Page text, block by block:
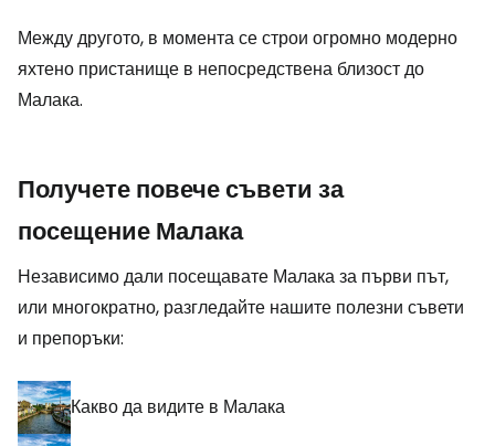
Между другото, в момента се строи огромно модерно
яхтено пристанище в непосредствена близост до
Малака.
Получете повече съвети за
посещение Малака
Независимо дали посещавате Малака за първи път,
или многократно, разгледайте нашите полезни съвети
и препоръки:
Какво да видите в Малака